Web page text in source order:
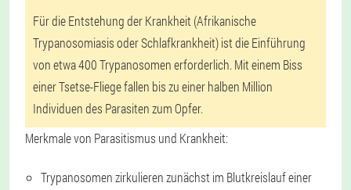
Für die Entstehung der Krankheit (Afrikanische
Trypanosomiasis oder Schlafkrankheit) ist die Einführung
von etwa 400 Trypanosomen erforderlich. Mit einem Biss
einer Tsetse-Fliege fallen bis zu einer halben Million
Individuen des Parasiten zum Opfer.
Merkmale von Parasitismus und Krankheit:
Trypanosomen zirkulieren zunächst im Blutkreislauf einer